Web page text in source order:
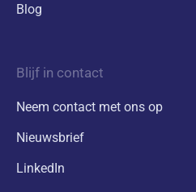
Blog
Blijf in contact
Neem contact met ons op
Nieuwsbrief
LinkedIn